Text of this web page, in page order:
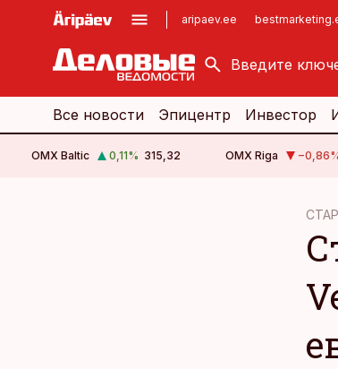
aripaev.ee
kinnisvarauudised.ee
logistikauudised.ee
imelineajalugu.ee
Все новости Эпицентр Инвестор
OMX Baltic 0,11% 315,32 OMX Riga −0,86